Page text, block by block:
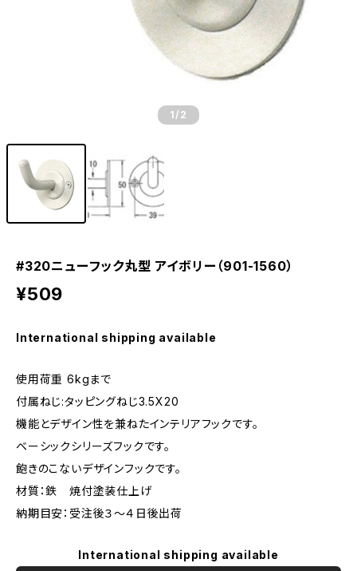
1 /2
#320ニューフック丸型 アイボリー（901-1560）
¥509
International shipping available
使用荷重 6kgまで
付属ねじ:タッピングねじ3.5X20
機能とデザイン性を兼ねたインテリアフックです。
ベーシックシリーズフックです。
飽きのこないデザインフックです。
材質：鉄 焼付塗装仕上げ
納期目安：受注後３～４日後出荷
International shipping available